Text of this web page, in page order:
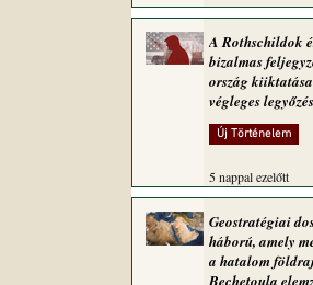
A Rothschildok
bizalmas
ország
végleges
Új Történelem
5 nappal ezelőtt
Geostratégiai
háború, amely
a hatalom
Bechetoula